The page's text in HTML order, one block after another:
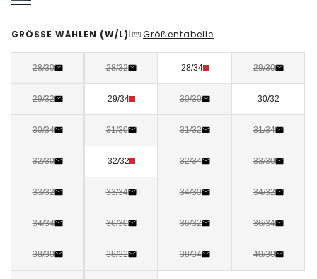
GRÖSSE WÄHLEN (W/L) | Größentabelle
28/30 28/32 28/34 29/30
29/32 29/34 30/30 30/32
30/34 31/30 31/32 31/34
32/30 32/32 32/34 33/30
33/32 33/34 34/30 34/32
34/34 36/30 36/32 36/34
38/30 38/32 38/34 40/30